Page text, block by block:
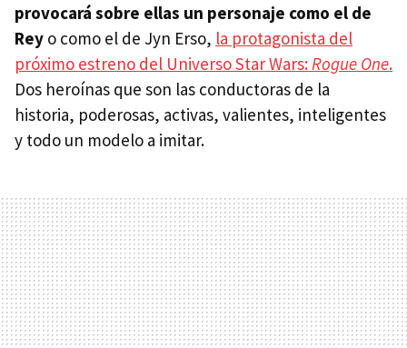
provocará sobre ellas un personaje como el de
Rey o como el de Jyn Erso, la protagonista del
próximo estreno del Universo Star Wars:Rogue One.
Dos heroínas que son las conductoras de la
historia, poderosas, activas, valientes, inteligentes
y todo un modelo a imitar.